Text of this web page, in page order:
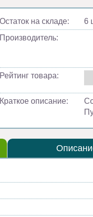
Остаток на складе:
6
Производитель:
Рейтинг товара:
Краткое описание: